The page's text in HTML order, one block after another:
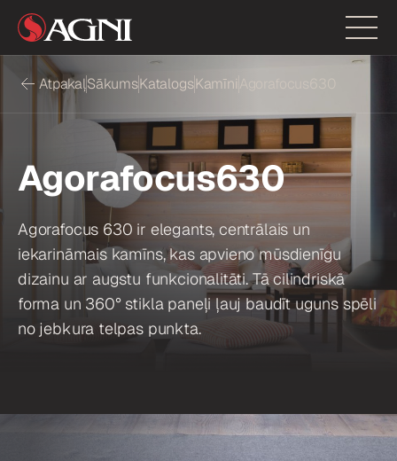
AtpakaļSākumsKatalogsKamīniAgorafocus630
Agorafocus630
Agorafocus 630 ir elegants, centrālais un
iekarināmais kamīns, kas apvieno mūsdienīgu
dizainu ar augstu funkcionalitāti. Tā cilindriskā
forma un 360° stikla paneļi ļauj baudīt uguns spēli
no jebkura telpas punkta.